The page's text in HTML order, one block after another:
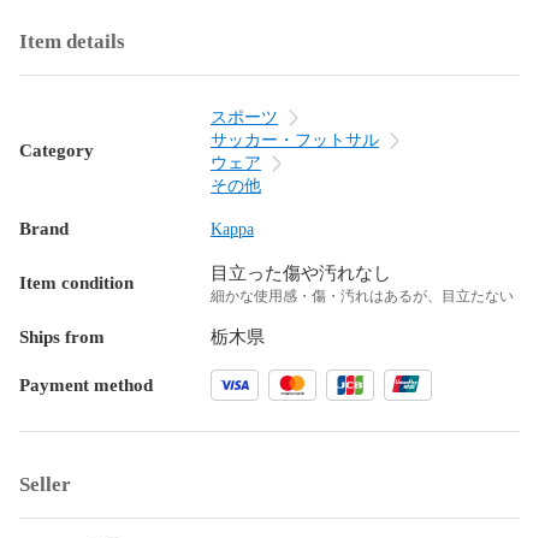
Item details
Category
スポーツ
サッカー・フットサル
ウェア
その他
Brand Kappa
Item condition 目立った傷や汚れなし
細かな使用感・傷・汚れはあるが、目立たない
Ships from 栃木県
Payment method
Seller